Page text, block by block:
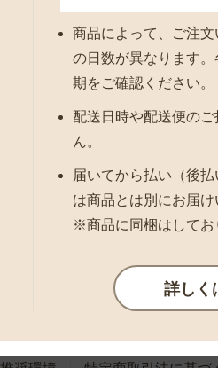
商品によって、ご注
の日数が異なります
期をご確認ください。
配送日時や配送便の
ん。
届いてから払い（後払
は商品とは別にお届け
※商品に同梱はしてお
詳しく